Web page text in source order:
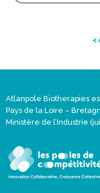
<
Atlanpole Biotherapies
Pays de la Loire –
Ministère de l’Industrie